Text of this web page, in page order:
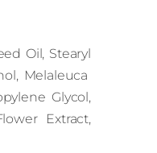
Oil, Stearyl
Melaleuca
Glycol,
Extract,